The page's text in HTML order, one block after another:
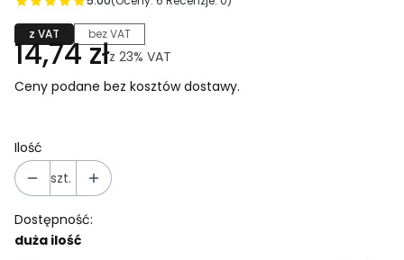
z VAT bez VAT
14,74 złz 23% VAT
Ceny podane bez kosztów dostawy.
Ilość
szt.
Dostępność:
duża ilość